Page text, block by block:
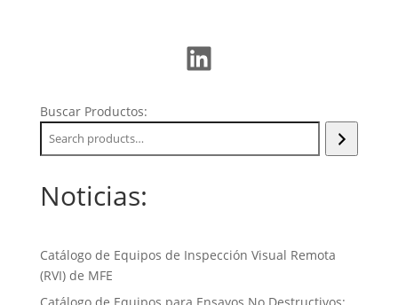
LinkedIn
Buscar Productos:
Noticias:
Catálogo de Equipos de Inspección Visual Remota
(RVI) de MFE